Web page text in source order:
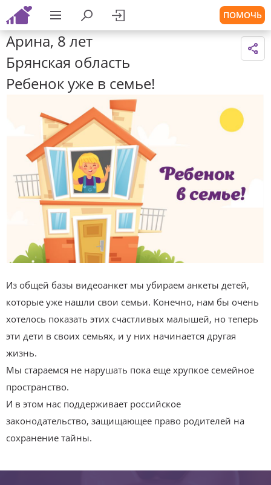
ПОМОЧЬ
Арина, 8 лет
Брянская область
Ребенок уже в семье!
Из общей базы видеоанкет мы убираем анкеты детей,
которые уже нашли свои семьи. Конечно, нам бы очень
хотелось показать этих счастливых малышей, но теперь
эти дети в своих семьях, и у них начинается другая
жизнь.
Мы стараемся не нарушать пока еще хрупкое семейное
пространство.
И в этом нас поддерживает российское
законодательство, защищающее право родителей на
сохранение тайны.